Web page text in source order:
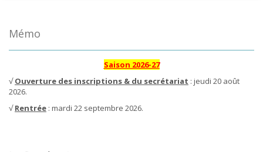
Mémo
Saison 2026-27
√Ouverture des inscriptions & du secrétariat : jeudi 20 août
2026.
√Rentrée : mardi 22 septembre 2026.